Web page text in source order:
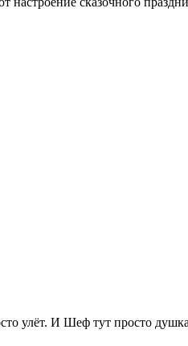
улёт. И Шеф тут просто душка